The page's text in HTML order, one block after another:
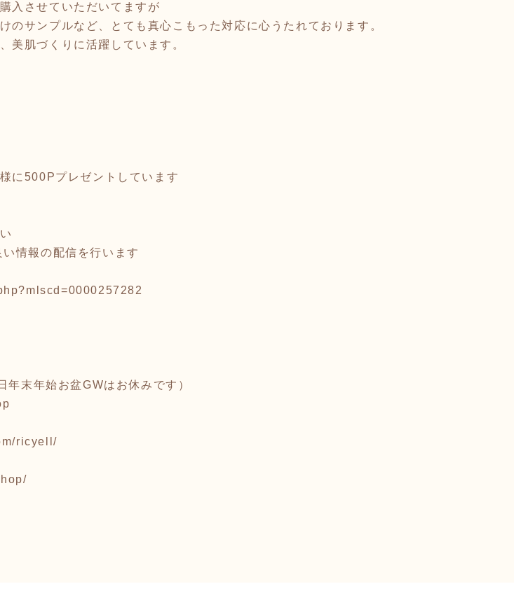
入させていただいてますが
のサンプルなど、とても真心こもった対応に心うたれております。
美肌づくりに活躍しています。
に500Pプレゼントしています
情報の配信を行います
末年始お盆GWはお休みです）
ricyell/